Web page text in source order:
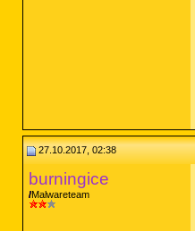
27.10.2017, 02:38
burningice
Malwareteam